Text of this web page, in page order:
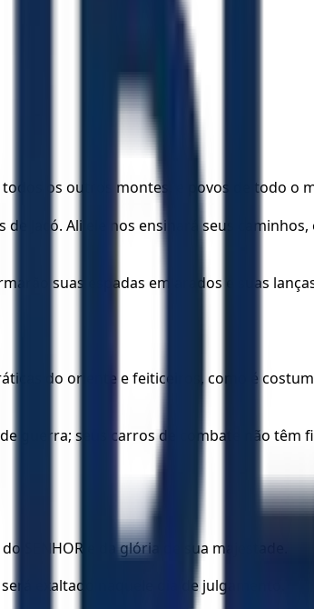
os outros montes, e povos de todo o
Jacó. Ali ele nos ensinará seus
suas espadas em arados e suas
do oriente e feiticeiros, como é
guerra; seus carros de combate não têm
SENHOR e da glória de sua majestade.
exaltado naquele dia de julgamento.